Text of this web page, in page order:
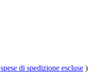
spese di spedizione escluse )